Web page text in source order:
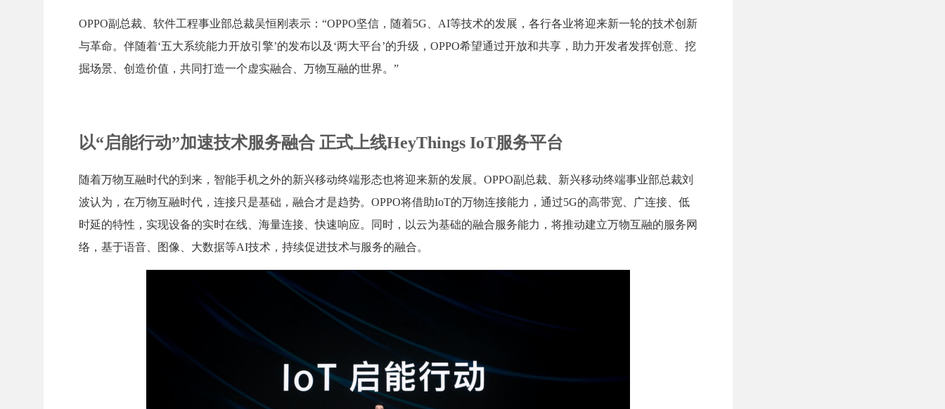
OPPO副总裁、软件工程事业部总裁吴恒刚表示：“OPPO坚信，随着5G、AI等技术的发展，各行各业将迎来新一轮的技术创新
与革命。伴随着‘五大系统能力开放引擎’的发布以及‘两大平台’的升级，OPPO希望通过开放和共享，助力开发者发挥创意、挖
掘场景、创造价值，共同打造一个虚实融合、万物互融的世界。”
以“启能行动”加速技术服务融合 正式上线HeyThings IoT服务平台
随着万物互融时代的到来，智能手机之外的新兴移动终端形态也将迎来新的发展。OPPO副总裁、新兴移动终端事业部总裁刘
波认为，在万物互融时代，连接只是基础，融合才是趋势。OPPO将借助IoT的万物连接能力，通过5G的高带宽、广连接、低
时延的特性，实现设备的实时在线、海量连接、快速响应。同时，以云为基础的融合服务能力，将推动建立万物互融的服务网
络，基于语音、图像、大数据等AI技术，持续促进技术与服务的融合。